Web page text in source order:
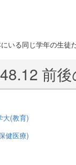
いる同じ学年の生徒
前
大(教育)
健医療)